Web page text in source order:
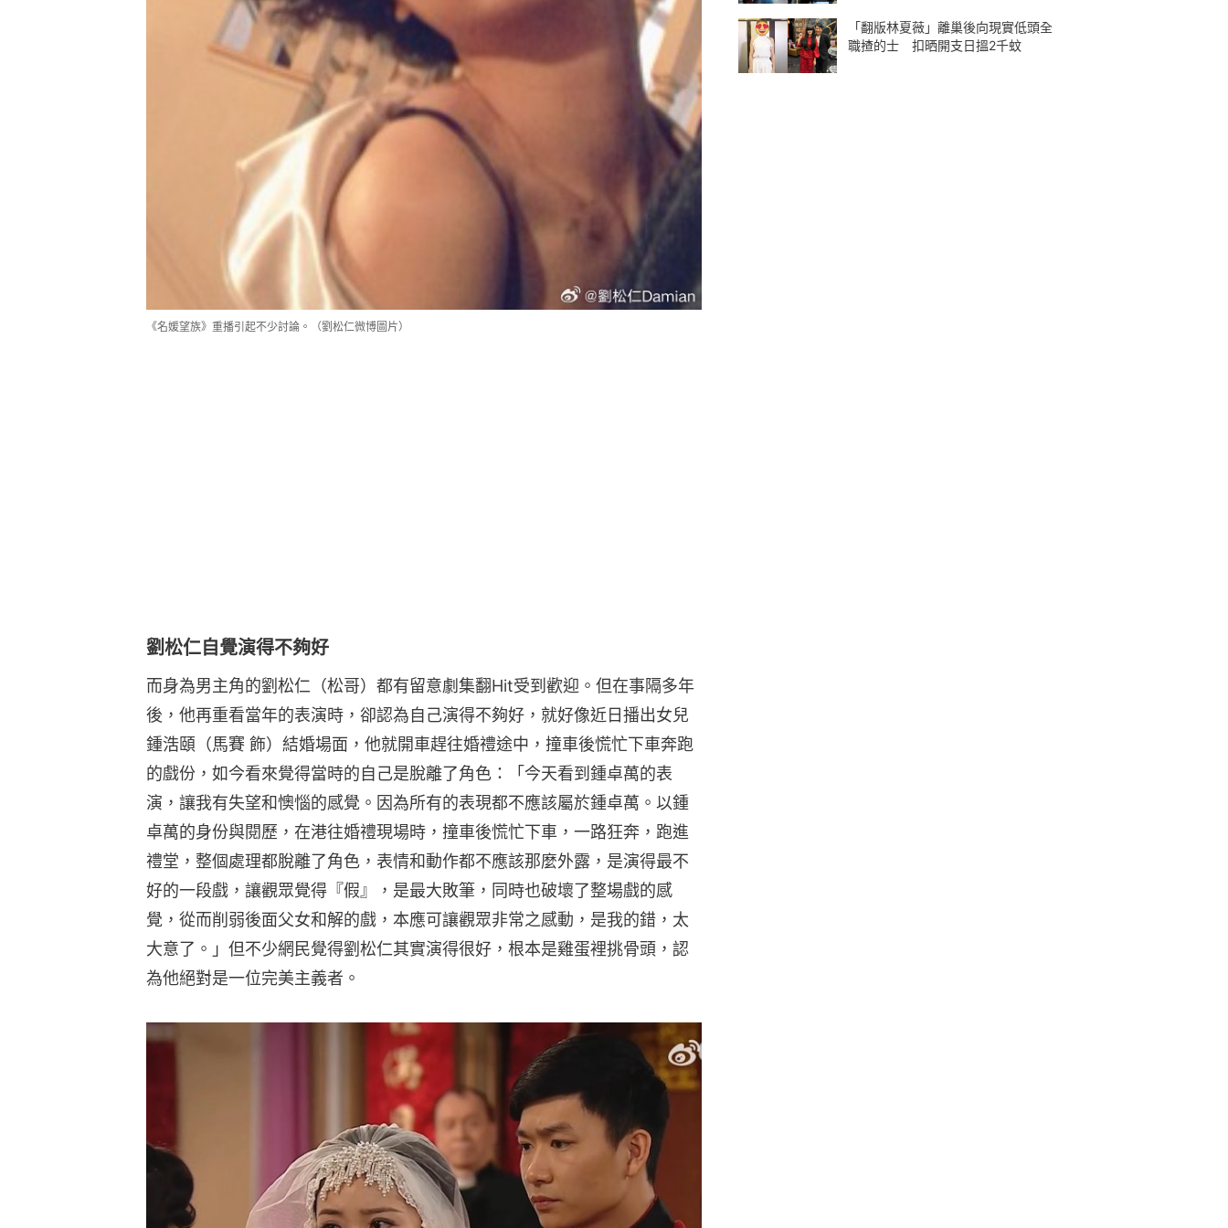
《名媛望族》重播引起不少討論。（劉松仁微博圖片）
劉松仁自覺演得不夠好
而身為男主角的劉松仁（松哥）都有留意劇集翻Hit受到歡迎。但在事隔多年
後，他再重看當年的表演時，卻認為自己演得不夠好，就好像近日播出女兒
鍾浩頤（馬賽 飾）結婚場面，他就開車趕往婚禮途中，撞車後慌忙下車奔跑
的戲份，如今看來覺得當時的自己是脫離了角色：「今天看到鍾卓萬的表
演，讓我有失望和懊惱的感覺。因為所有的表現都不應該屬於鍾卓萬。以鍾
卓萬的身份與閱歷，在港往婚禮現場時，撞車後慌忙下車，一路狂奔，跑進
禮堂，整個處理都脫離了角色，表情和動作都不應該那麼外露，是演得最不
好的一段戲，讓觀眾覺得『假』，是最大敗筆，同時也破壞了整場戲的感
覺，從而削弱後面父女和解的戲，本應可讓觀眾非常之感動，是我的錯，太
大意了。」但不少網民覺得劉松仁其實演得很好，根本是雞蛋裡挑骨頭，認
為他絕對是一位完美主義者。
「翻版林夏薇」離巢後向現實低頭全
職揸的士 扣晒開支日搵2千蚊